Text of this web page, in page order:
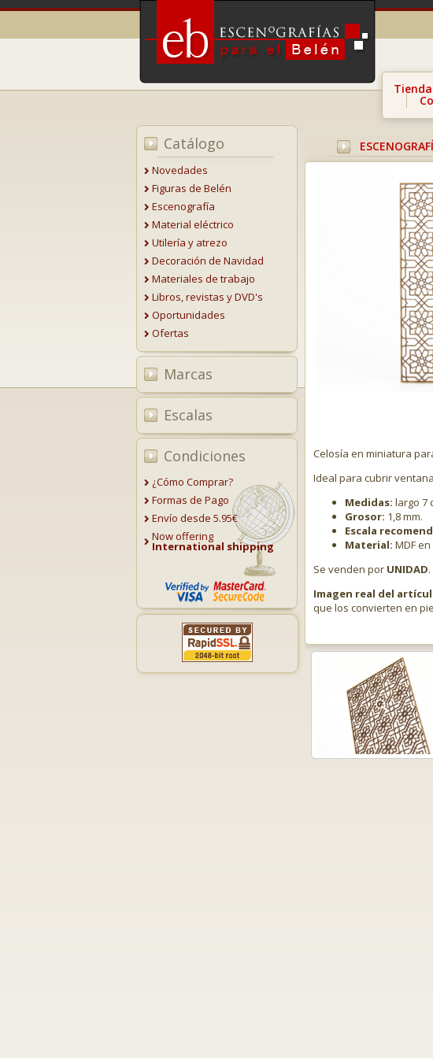
Catálogo
Novedades
Figuras de Belén
Escenografía
Material eléctrico
Utilería y atrezo
Decoración de Navidad
Materiales de trabajo
Libros, revistas y DVD's
Oportunidades
Ofertas
Marcas
Escalas
Condiciones
¿Cómo Comprar?
Formas de Pago
Envío desde 5.95€
Now offering
International shipping
Celosía en miniatura
Ideal para cubrir
Medidas: largo 7
Grosor: 1,8 mm.
Escala
Material: MDF
Se venden por UNIDAD.
Imagen real del
que los convierten en